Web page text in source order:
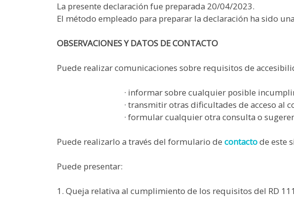
La presente declaración fue preparada 20/04/2023.
El método empleado para preparar la declaración ha sido
OBSERVACIONES Y DATOS DE CONTACTO
Puede realizar comunicaciones sobre requisitos de
· informar sobre cualquier posible
· transmitir otras dificultades de acceso al
· formular cualquier otra consulta o sugerencia
Puede realizarlo a través del formulario de contactode este
Puede presentar:
1. Queja relativa al cumplimiento de los requisitos del RD